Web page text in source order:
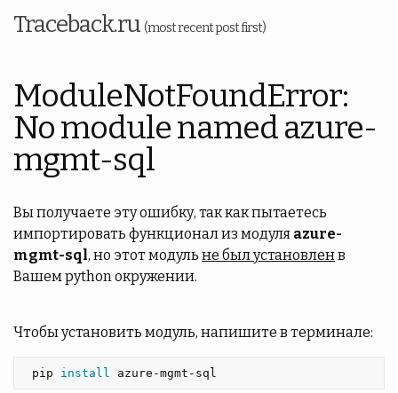
Traceback.ru (most recent post first)
ModuleNotFoundError:
No module named azure-
mgmt-sql
Вы получаете эту ошибку, так как пытаетесь
импортировать функционал из модуля azure-
mgmt-sql, но этот модуль не был установленв
Вашем python окружении.
Чтобы установить модуль, напишите в терминале:
pip install azure-mgmt-sql